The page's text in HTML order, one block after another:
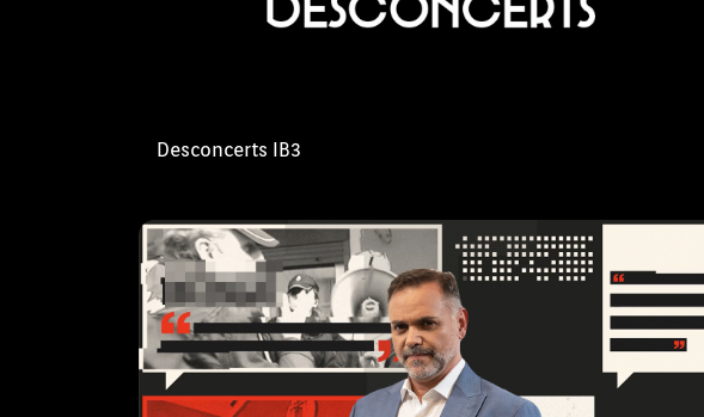
Desconcerts IB3
Joan Miquel Perpinyà, "Torn de Paraula" comptarà cada
setmana amb cinc analistes representatius dels
Especials Esports